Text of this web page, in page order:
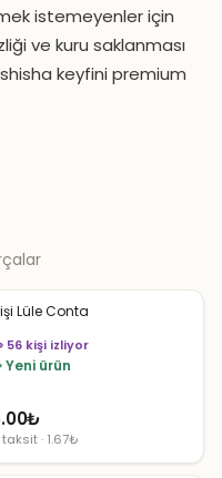
istemeyenler için
ve kuru saklanması
keyfini premium
Lüle Conta
56 kişi izliyor
Yeni ürün
₺
taksit · 1.67₺